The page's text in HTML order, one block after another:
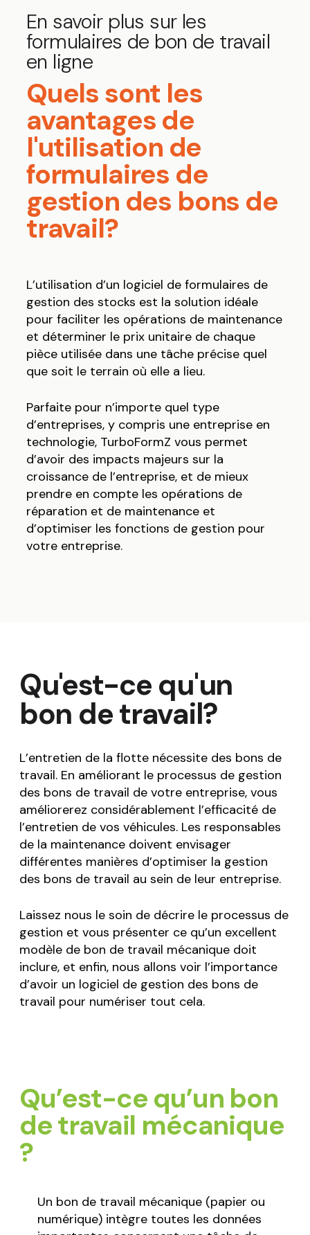
En savoir plus sur les
formulaires de bon de travail
en ligne
Quels sont les
avantages de
l'utilisation de
formulaires de
gestion des bons de
travail?
L’utilisation d’un logiciel de formulaires de
gestion des stocks est la solution idéale
pour faciliter les opérations de maintenance
et déterminer le prix unitaire de chaque
pièce utilisée dans une tâche précise quel
que soit le terrain où elle a lieu.
Parfaite pour n’importe quel type
d’entreprises, y compris une entreprise en
technologie, TurboFormZ vous permet
d’avoir des impacts majeurs sur la
croissance de l’entreprise, et de mieux
prendre en compte les opérations de
réparation et de maintenance et
d’optimiser les fonctions de gestion pour
votre entreprise.
Qu'est-ce qu'un
bon de travail?
L’entretien de la flotte nécessite des bons de
travail. En améliorant le processus de gestion
des bons de travail de votre entreprise, vous
améliorerez considérablement l’efficacité de
l’entretien de vos véhicules. Les responsables
de la maintenance doivent envisager
différentes manières d’optimiser la gestion
des bons de travail au sein de leur entreprise.
Laissez nous le soin de décrire le processus de
gestion et vous présenter ce qu’un excellent
modèle de bon de travail mécanique doit
inclure, et enfin, nous allons voir l’importance
d’avoir un logiciel de gestion des bons de
travail pour numériser tout cela.
Qu’est-ce qu’un bon
de travail mécanique
?
Un bon de travail mécanique (papier ou
numérique) intègre toutes les données